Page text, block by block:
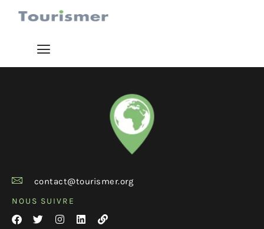
contact@tourismer.org
NOUS SUIVRE